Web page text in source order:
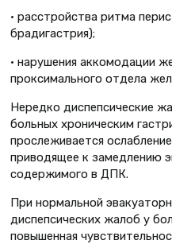
• расстройства ритма
брадигастрия);
• нарушения аккомодации
проксимального отдела
Нередко диспепсические
больных хроническим
прослеживается
приводящее к замедлению
содержимого в ДПК.
При нормальной
диспепсических жалоб у
повышенная